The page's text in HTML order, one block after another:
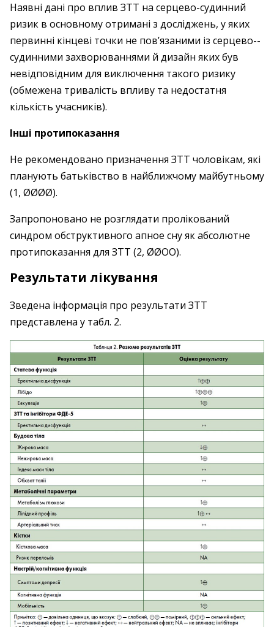
Наявні дані про вплив ЗТТ на серцево-­судинний
ризик в основному отримані з досліджень, у яких
первинні кінцеві точки не пов’язаними із серцево-­
судинними захворюваннями й дизайн яких був
невідповідним для виключення такого ризику
(обмежена тривалість впливу та недостатня
кількість учасників).
Інші протипоказання
Не рекомендовано призначення ЗТТ чоловікам, які
планують батьківство в найближчому майбутньому
(1, ØØØØ).
Запропоновано не розглядати пролікований
синдром обструктивного апное сну як абсолютне
протипоказання для ЗТТ (2, ØØOO).
Результати лікування
Зведена інформація про результати ЗТТ
представлена у табл. 2.